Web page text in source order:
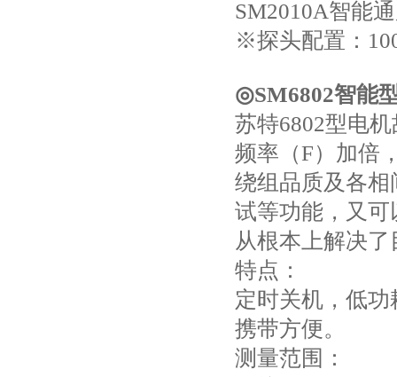
SM2010A智能
※探头配置：
◎SM6802智能
苏特6802型电
频率（F）加倍
绕组品质及各
试等功能，又
从根本上解决
特点：
定时关机，低
携带方便。
测量范围：